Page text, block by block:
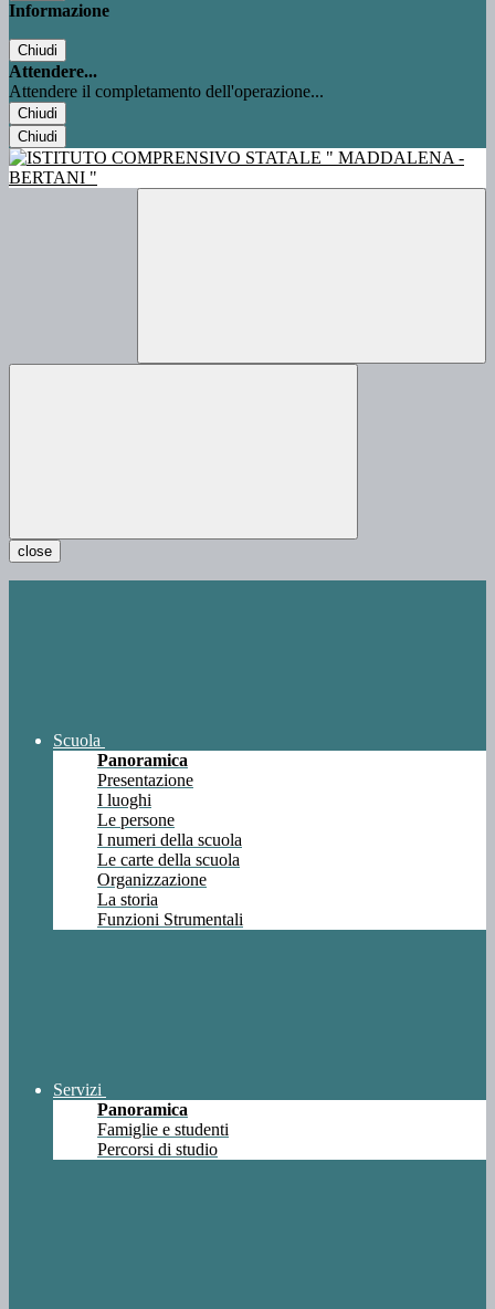
Informazione
Chiudi
Attendere...
Attendere il completamento dell'operazione...
Chiudi
Chiudi
close
Scuola
Panoramica
Presentazione
I luoghi
Le persone
I numeri della scuola
Le carte della scuola
Organizzazione
La storia
Funzioni Strumentali
Servizi
Panoramica
Famiglie e studenti
Percorsi di studio